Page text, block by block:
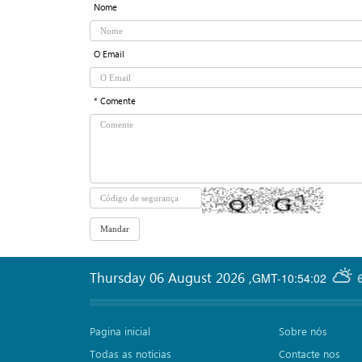
Nome
O Email
* Comente
GMT-10:54:02
Thursday 06 August 2026 ,
Pagina inicial
Todas as notícias
Sobre nós
Contacte nos